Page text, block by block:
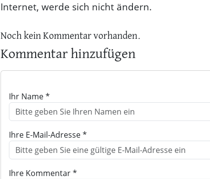
Internet, werde sich nicht ändern.
Noch kein Kommentar vorhanden.
Kommentar hinzufügen
Ihr Name *
Ihre E-Mail-Adresse *
Ihre Kommentar *